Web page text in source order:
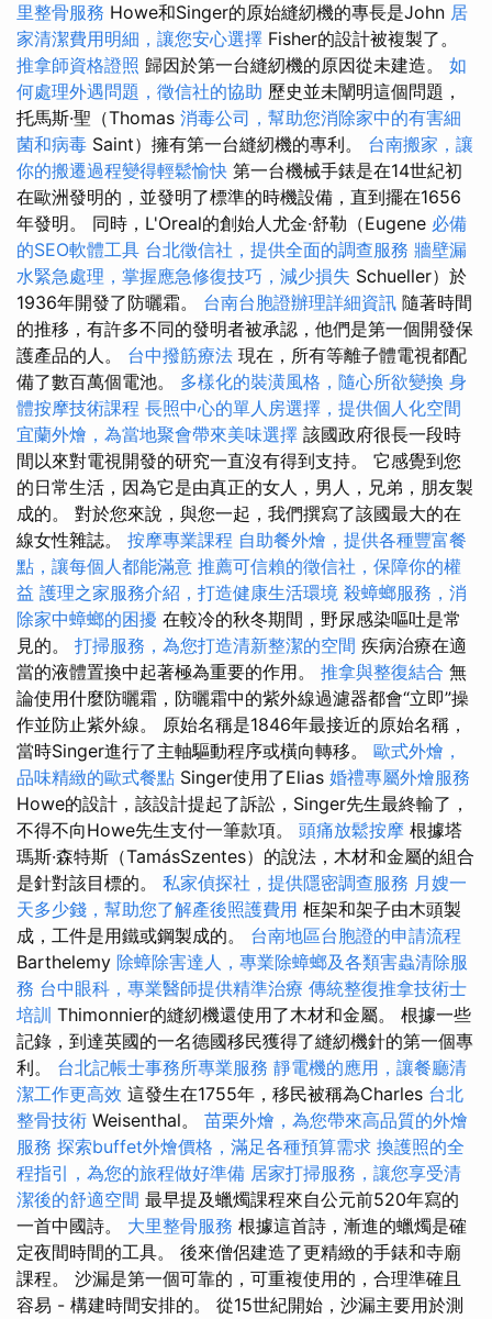
里整骨服務 Howe和Singer的原始縫紉機的專長是John 居
家清潔費用明細，讓您安心選擇 Fisher的設計被複製了。
推拿師資格證照 歸因於第一台縫紉機的原因從未建造。 如
何處理外遇問題，徵信社的協助 歷史並未闡明這個問題，
托馬斯·聖（Thomas 消毒公司，幫助您消除家中的有害細
菌和病毒 Saint）擁有第一台縫紉機的專利。 台南搬家，讓
你的搬遷過程變得輕鬆愉快 第一台機械手錶是在14世紀初
在歐洲發明的，並發明了標準的時機設備，直到擺在1656
年發明。 同時，L'Oreal的創始人尤金·舒勒（Eugene 必備
的SEO軟體工具 台北徵信社，提供全面的調查服務 牆壁漏
水緊急處理，掌握應急修復技巧，減少損失 Schueller）於
1936年開發了防曬霜。 台南台胞證辦理詳細資訊 隨著時間
的推移，有許多不同的發明者被承認，他們是第一個開發保
護產品的人。 台中撥筋療法 現在，所有等離子體電視都配
備了數百萬個電池。 多樣化的裝潢風格，隨心所欲變換 身
體按摩技術課程 長照中心的單人房選擇，提供個人化空間
宜蘭外燴，為當地聚會帶來美味選擇 該國政府很長一段時
間以來對電視開發的研究一直沒有得到支持。 它感覺到您
的日常生活，因為它是由真正的女人，男人，兄弟，朋友製
成的。 對於您來說，與您一起，我們撰寫了該國最大的在
線女性雜誌。 按摩專業課程 自助餐外燴，提供各種豐富餐
點，讓每個人都能滿意 推薦可信賴的徵信社，保障你的權
益 護理之家服務介紹，打造健康生活環境 殺蟑螂服務，消
除家中蟑螂的困擾 在較冷的秋冬期間，野尿感染嘔吐是常
見的。 打掃服務，為您打造清新整潔的空間 疾病治療在適
當的液體置換中起著極為重要的作用。 推拿與整復結合 無
論使用什麼防曬霜，防曬霜中的紫外線過濾器都會“立即”操
作並防止紫外線。 原始名稱是1846年最接近的原始名稱，
當時Singer進行了主軸驅動程序或橫向轉移。 歐式外燴，
品味精緻的歐式餐點 Singer使用了Elias 婚禮專屬外燴服務
Howe的設計，該設計提起了訴訟，Singer先生最終輸了，
不得不向Howe先生支付一筆款項。 頭痛放鬆按摩 根據塔
瑪斯·森特斯（TamásSzentes）的說法，木材和金屬的組合
是針對該目標的。 私家偵探社，提供隱密調查服務 月嫂一
天多少錢，幫助您了解產後照護費用 框架和架子由木頭製
成，工件是用鐵或鋼製成的。 台南地區台胞證的申請流程
Barthelemy 除蟑除害達人，專業除蟑螂及各類害蟲清除服
務 台中眼科，專業醫師提供精準治療 傳統整復推拿技術士
培訓 Thimonnier的縫紉機還使用了木材和金屬。 根據一些
記錄，到達英國的一名德國移民獲得了縫紉機針的第一個專
利。 台北記帳士事務所專業服務 靜電機的應用，讓餐廳清
潔工作更高效 這發生在1755年，移民被稱為Charles 台北
整骨技術 Weisenthal。 苗栗外燴，為您帶來高品質的外燴
服務 探索buffet外燴價格，滿足各種預算需求 換護照的全
程指引，為您的旅程做好準備 居家打掃服務，讓您享受清
潔後的舒適空間 最早提及蠟燭課程來自公元前520年寫的
一首中國詩。 大里整骨服務 根據這首詩，漸進的蠟燭是確
定夜間時間的工具。 後來僧侶建造了更精緻的手錶和寺廟
課程。 沙漏是第一個可靠的，可重複使用的，合理準確且
容易 - 構建時間安排的。 從15世紀開始，沙漏主要用於測